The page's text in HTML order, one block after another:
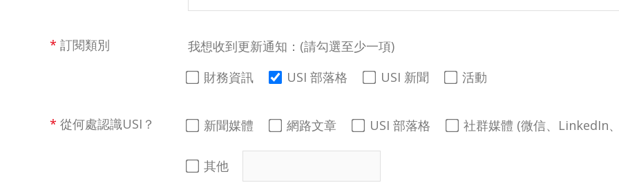
* 訂閱類別
我想收到更新通知：(請勾選至少一項)
財務資訊
USI 部落格 USI 新聞 活動
* 從何處認識USI？ 新聞媒體 網路文章 USI 部落格 社群媒體 (微信、LinkedIn
其他